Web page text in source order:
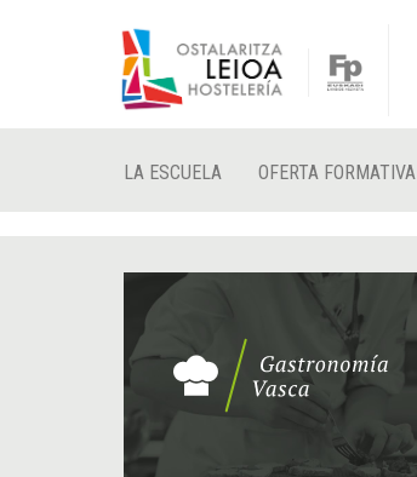
LA ESCUELA OFERTA FORMATIVA